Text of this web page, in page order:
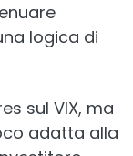
logica di
sul VIX, ma
adatta alla